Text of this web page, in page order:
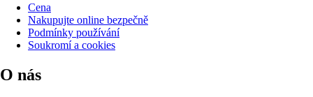
Cena
Nakupujte online bezpečně
Podmínky používání
Soukromí a cookies
O nás